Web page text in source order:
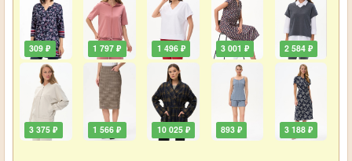
309 ₽
3 375 ₽
1 797 ₽
1 566 ₽
1 496 ₽
10 025 ₽
3 001 ₽
893 ₽
2 584 ₽
3 188 ₽